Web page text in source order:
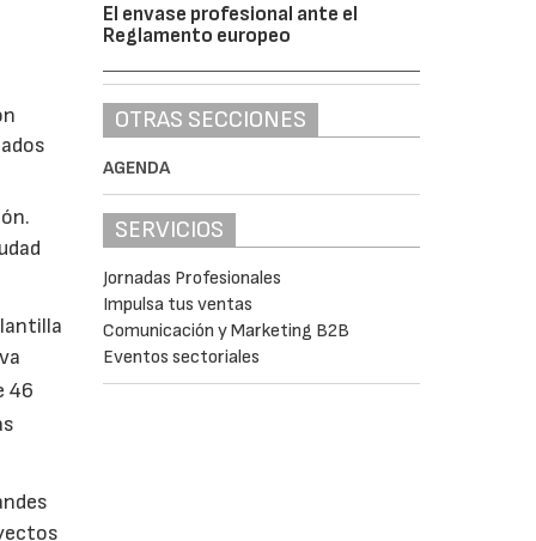
46
El envase profesional ante el
Reglamento europeo
OTRAS SECCIONES
AGENDA
SERVICIOS
Jornadas Profesionales
Impulsa tus ventas
Comunicación y Marketing B2B
Eventos sectoriales